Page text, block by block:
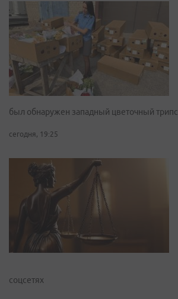
был обнаружен западный цветочный трипс
сегодня, 19:25
соцсетях